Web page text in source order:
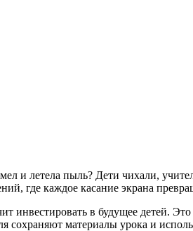
и летела пыль? Дети чихали,
где каждое касание экрана
инвестировать в будущее детей.
сохраняют материалы урока и